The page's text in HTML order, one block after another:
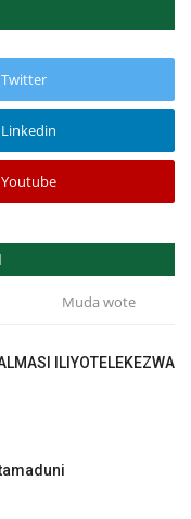
Twitter
Linkedin
Youtube
Muda wote
ILIYOTELEKEZWA